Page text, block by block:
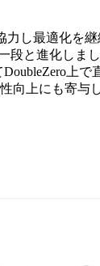
し最適化を
段と進化しまし
上
向上にも寄与